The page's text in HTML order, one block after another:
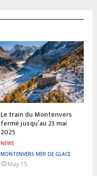
Le train du Montenvers
fermé jusqu’au 23 mai
2025
NEWS
MONTENVERS MER DE GLACE
May 15